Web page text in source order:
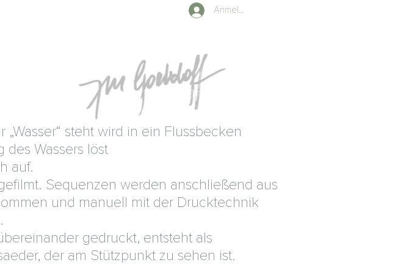
Anmelden
„Wasser“ steht wird in ein Flussbecken
des Wassers löst
auf.
Sequenzen werden anschließend aus
und manuell mit der Drucktechnik
gedruckt, entsteht als
der am Stützpunkt zu sehen ist.